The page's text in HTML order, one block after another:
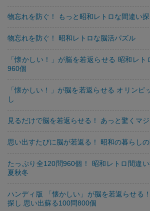
物忘れを防ぐ！ もっと昭和レトロな間違い探
物忘れを防ぐ！ 昭和レトロな脳活パズル
「懐かしい！」が脳を若返らせる 昭和レ
960個
「懐かしい！」が脳を若返らせる オリンピ
し
見るだけで脳を若返らせる！ あっと驚くマ
思い出すたびに脳が若返る！ 昭和の暮らし
たっぷり全120問960個！ 昭和レトロ間違
夏秋冬
ハンディ版 「懐かしい」が脳を若返らせる
探し 思い出蘇る100問800個